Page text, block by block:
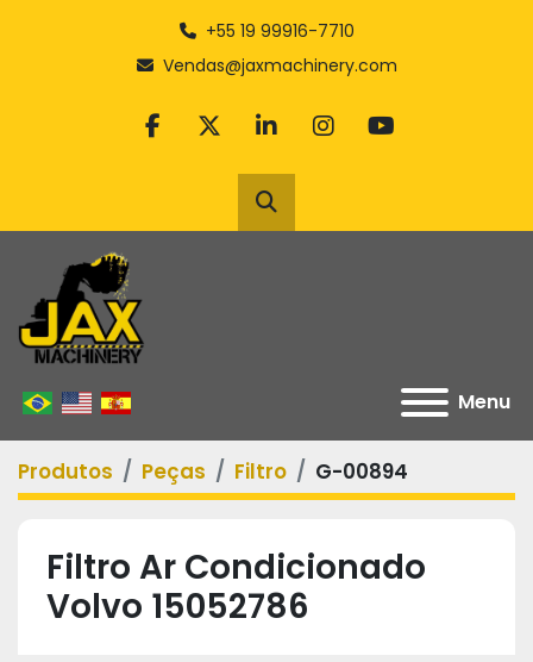
+55 19 99916-7710
Vendas@jaxmachinery.com
facebook
twitterlinkedininstagram
youtube
Pesquisar
Menu
Produtos Peças Filtro G-00894
Filtro Ar Condicionado
Volvo 15052786